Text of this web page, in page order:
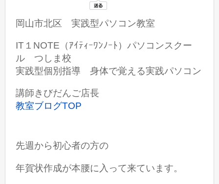
岡山市北区 実践型パソコン教室
IT１NOTE（ｱｲﾃｨｰﾜﾝﾉｰﾄ）パソコンスクー
ル つしま校
実践型個別指導 身体で覚える実践パソコン
講師きびだんご店長
教室ブログTOP
先週から初心者の方の
年賀状作成が本腰に入って来ています。